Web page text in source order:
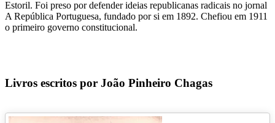
Estoril. Foi preso por defender ideias republicanas radicais no jornal
A República Portuguesa, fundado por si em 1892. Chefiou em 1911
o primeiro governo constitucional.
Livros escritos por João Pinheiro Chagas